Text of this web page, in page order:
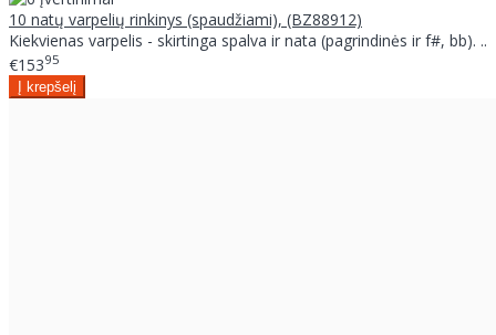
10 natų varpelių rinkinys (spaudžiami), (BZ88912)
Kiekvienas varpelis - skirtinga spalva ir nata (pagrindinės ir f#, bb). ..
€15395